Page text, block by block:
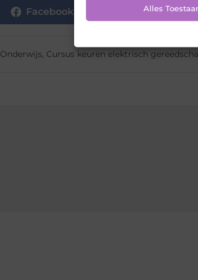
Alles
Facebook Pinterest
Onderwijs, Cursus keuren elektrisch